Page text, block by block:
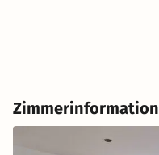
Zimmerinformation